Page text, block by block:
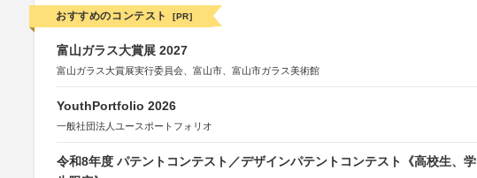
おすすめのコンテスト [PR]
富山ガラス大賞展 2027
富山ガラス大賞展実行委員会、富山市、富山市ガラス美術館
YouthPortfolio 2026
一般社団法人ユースポートフォリオ
令和8年度 パテントコンテスト／デザインパテントコンテスト《高校生、学